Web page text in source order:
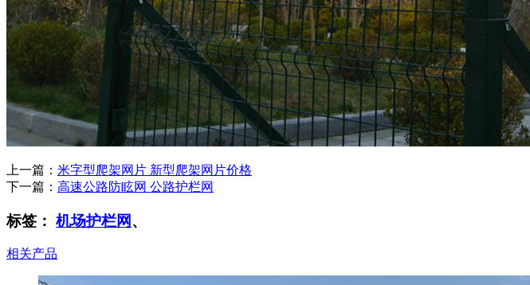
上一篇： 米字型爬架网片 新型爬架网片价格
下一篇： 高速公路防眩网 公路护栏网
标签： 机场护栏网 、
相关产品